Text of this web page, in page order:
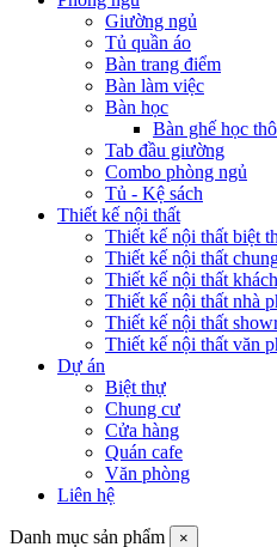
Giường ngủ
Tủ quần áo
Bàn trang điểm
Bàn làm việc
Bàn học
Bàn ghế học
Tab đầu giường
Combo phòng ngủ
Tủ - Kệ sách
Thiết kế nội thất
Thiết kế nội thất biệt
Thiết kế nội thất
Thiết kế nội thất
Thiết kế nội thất nhà
Thiết kế nội thất
Thiết kế nội thất văn
Dự án
Biệt thự
Chung cư
Cửa hàng
Quán cafe
Văn phòng
Liên hệ
Danh mục sản phẩm ×